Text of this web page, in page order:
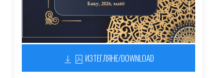
ИЗТЕГЛЯНЕ/DOWNLOAD